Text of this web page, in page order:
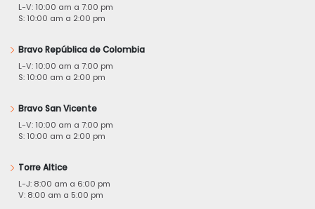
L-V: 10:00 am a 7:00 pm
S: 10:00 am a 2:00 pm
Bravo República de Colombia
L-V: 10:00 am a 7:00 pm
S: 10:00 am a 2:00 pm
Bravo San Vicente
L-V: 10:00 am a 7:00 pm
S: 10:00 am a 2:00 pm
Torre Altice
L-J: 8:00 am a 6:00 pm
V: 8:00 am a 5:00 pm